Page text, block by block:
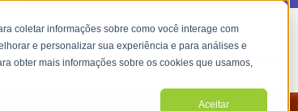
coletar informações sobre como você interage com
e personalizar sua experiência e para análises e
obter mais informações sobre os cookies que usamos,
Aceitar
SOBRE NÓS CURSOS